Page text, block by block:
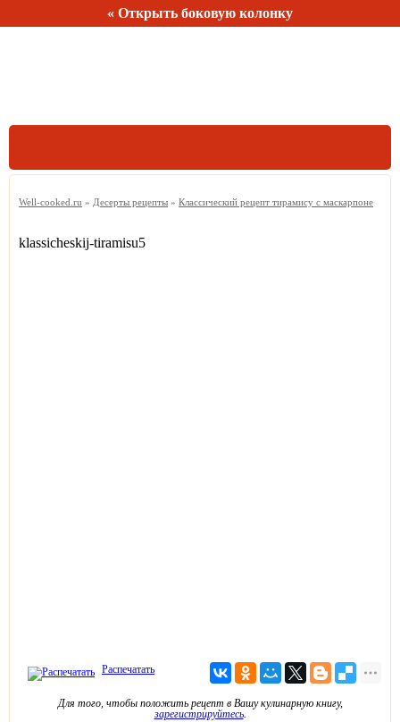
« Открыть боковую колонку
Рецептов:150
Well-cooked.ru » Десерты рецепты » Классический рецепт тирамису с маскарпоне
klassicheskij-tiramisu5
Распечатать
Для того, чтобы положить рецепт в Вашу кулинарную книгу,
зарегистрируйтесь.